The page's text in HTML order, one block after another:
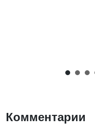
Комментарии